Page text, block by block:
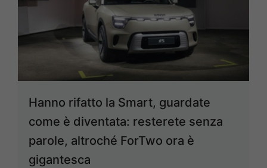
Hanno rifatto la Smart, guardate
come è diventata: resterete senza
parole, altroché ForTwo ora è
gigantesca